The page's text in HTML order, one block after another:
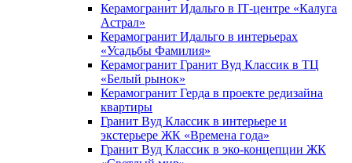
Керамогранит Идальго в IТ-центре «Калуга
Астрал»
Керамогранит Идальго в интерьерах
«Усадьбы Фамилия»
Керамогранит Гранит Вуд Классик в ТЦ
«Белый рынок»
Керамогранит Герда в проекте редизайна
квартиры
Гранит Вуд Классик в интерьере и
экстерьере ЖК «Времена года»
Гранит Вуд Классик в эко-концепции ЖК